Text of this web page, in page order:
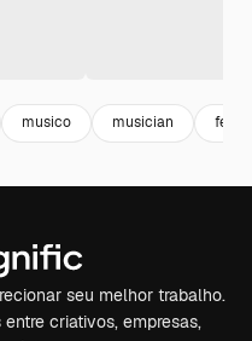
musico musician festa
seu melhor trabalho.
criativos, empresas,